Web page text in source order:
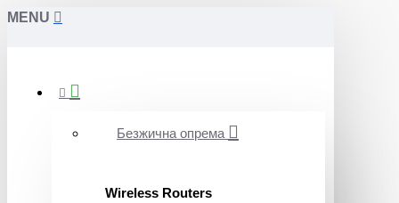
MENU
Безжична опрема
Wireless Routers